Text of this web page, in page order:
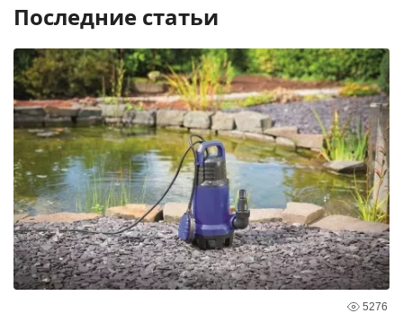
Последние статьи
5276